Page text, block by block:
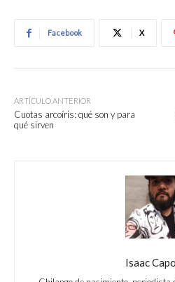
Facebook X
ARTÍCULO ANTERIOR
Cuotas arcoíris: qué son y para
qué sirven
Isaac